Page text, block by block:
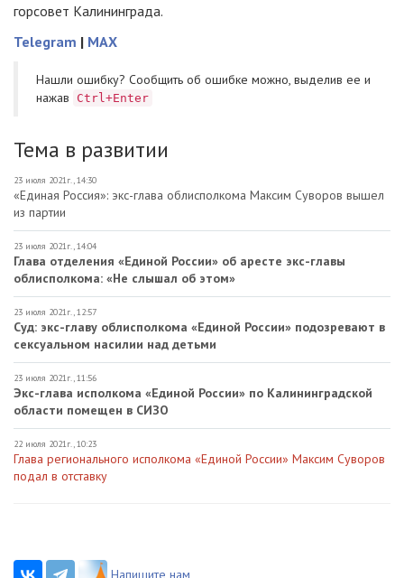
горсовет Калининграда.
Telegram | MAX
Нашли ошибку? Cообщить об ошибке можно, выделив ее и
нажав
Ctrl+Enter
Тема в развитии
23 июля 2021г., 14:30
«Единая Россия»: экс-глава облисполкома Максим Суворов вышел
из партии
23 июля 2021г., 14:04
Глава отделения «Единой России» об аресте экс-главы
облисполкома: «Не слышал об этом»
23 июля 2021г., 12:57
Суд: экс-главу облисполкома «Единой России» подозревают в
сексуальном насилии над детьми
23 июля 2021г., 11:56
Экс-глава исполкома «Единой России» по Калининградской
области помещен в СИЗО
22 июля 2021г., 10:23
Глава регионального исполкома «Единой России» Максим Суворов
подал в отставку
Напишите нам